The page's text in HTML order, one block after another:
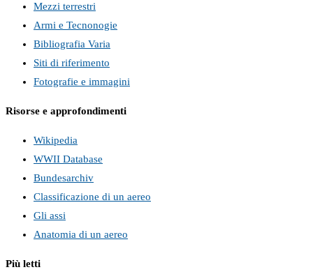
Mezzi terrestri
Armi e Tecnonogie
Bibliografia Varia
Siti di riferimento
Fotografie e immagini
Risorse e approfondimenti
Wikipedia
WWII Database
Bundesarchiv
Classificazione di un aereo
Gli assi
Anatomia di un aereo
Più letti